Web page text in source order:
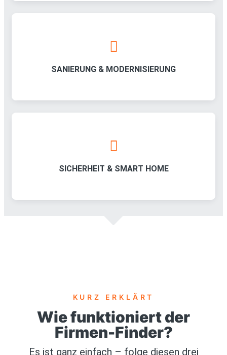
SANIERUNG & MODERNISIERUNG
SICHERHEIT & SMART HOME
KURZ ERKLÄRT
Wie funktioniert der
Firmen-Finder?
Es ist ganz einfach – folge diesen drei